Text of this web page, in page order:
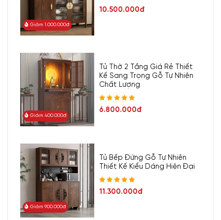
Giảm 1.000.000đ
10.500.000đ
Giảm 400.000đ
Tủ Thờ 2 Tầng Giá Rẻ Thiết
Kế Sang Trọng Gỗ Tự Nhiên
Chất Lượng
6.800.000đ
Giảm 900.000đ
Tủ Bếp Đứng Gỗ Tự Nhiên
Thiết Kế Kiểu Dáng Hiện Đại
11.300.000đ